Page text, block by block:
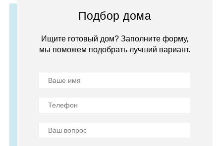
Подбор дома
Ищите готовый дом? Заполните форму,
мы поможем подобрать лучший вариант.